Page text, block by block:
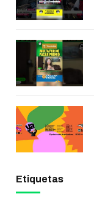
Etiquetas